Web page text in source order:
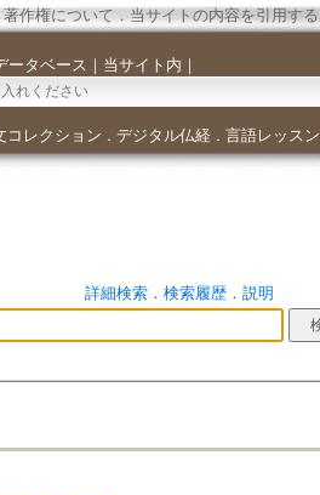
著作権について．当サイトの内容を引用する
ータベース ｜ 当サイト内 ｜
コレクション ． デジタル仏経． 言語レッスン
詳細検索． 検索履歴． 説明